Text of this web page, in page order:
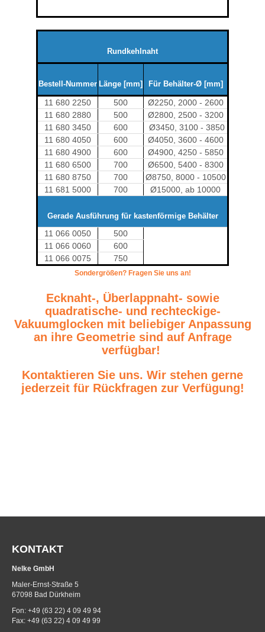
Rundkehlnaht
Bestell-Nummer Länge [mm] Für Behälter-Ø [mm]
11 680 2250 500
Ø2250, 2000 - 2600
11 680 2880
500
Ø2800, 2500 - 3200
11 680 3450
600
Ø3450, 3100 - 3850
11 680 4050
600
Ø4050, 3600 - 4600
11 680 4900
600
Ø4900, 4250 - 5850
11 680 6500
700
Ø6500, 5400 - 8300
11 680 8750
700
Ø8750, 8000 - 10500
11 681 5000
700 Ø15000, ab 10000
Gerade Ausführung für kastenförmige Behälter
11 066 0050
500
11 066 0060
600
11 066 0075
750
Sondergrößen? Fragen Sie uns an!
Ecknaht-, Überlappnaht- sowie
quadratische- und rechteckige-
Vakuumglocken mit beliebiger Anpassung
an ihre Geometrie sind auf Anfrage
verfügbar!
Kontaktieren Sie uns. Wir stehen gerne
jederzeit für Rückfragen zur Verfügung!
KONTAKT
Nelke GmbH
Maler-Ernst-Straße 5
67098 Bad Dürkheim
Fon: +49 (63 22) 4 09 49 94
Fax: +49 (63 22) 4 09 49 99